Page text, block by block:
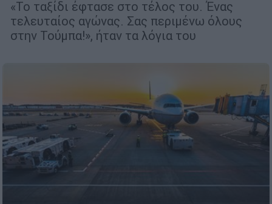
«Το ταξίδι έφτασε στο τέλος του. Ένας
τελευταίος αγώνας. Σας περιμένω όλους
στην Τούμπα!», ήταν τα λόγια του